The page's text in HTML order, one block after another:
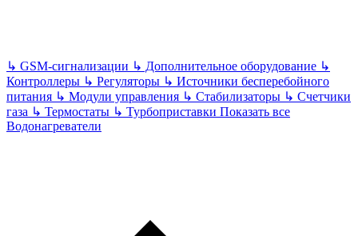
↳ GSM-сигнализации ↳ Дополнительное оборудование ↳
Контроллеры ↳ Регуляторы ↳ Источники бесперебойного
питания ↳ Модули управления ↳ Стабилизаторы ↳ Счетчики
газа ↳ Термостаты ↳ Турбоприставки Показать все
Водонагреватели